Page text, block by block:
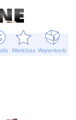
Merkliste Warenkorb